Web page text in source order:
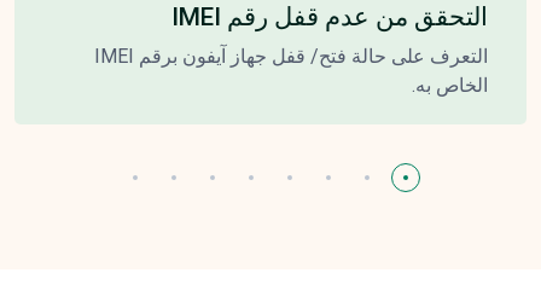
التحقق من عدم قفل رقم IMEI
التعرف على حالة فتح/ قفل جهاز آيفون برقم IMEI
الخاص به.